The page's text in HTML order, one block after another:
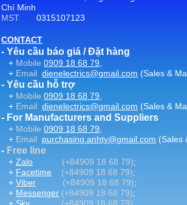
Chí Minh
MST0315107123
CONTACT
- Yêu cầu báo giá / Đặt hàng
+ Mobile 0909 18 68 79
+ Email dienelectrics@gmail.com (Sales &
- Yêu cầu hỗ trợ
+ Mobile 0909 18 68 79
+ Email dienelectrics@gmail.com (Sales &
- For Manufacturers and Suppliers
+ Mobile 0909 18 68 79
+ Email purchasing.anhty@gmail.com (Sales
- Free line
+Zalo (+84909 18 68 79);
+ Facetime (+84909 18 68 79);
+Viber (+84909 18 68 79);
+ Messenger (+84909 18 68 79);
+ Sky (+84909 18 68 79)